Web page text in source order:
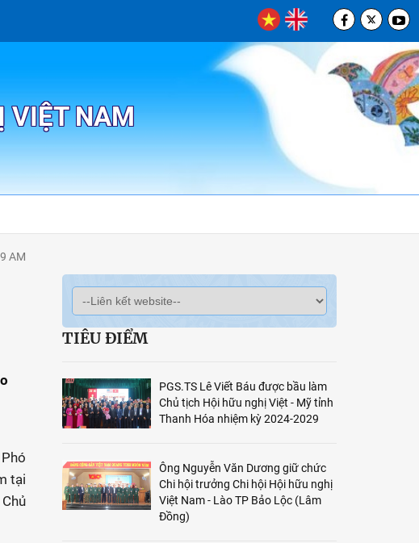
VIỆT NAM
AM
tại
TIÊU ĐIỂM
PGS.TS Lê Viết Báu được bầu làm
Chủ tịch Hội hữu nghị Việt - Mỹ tỉnh
Thanh Hóa nhiệm kỳ 2024-2029
Ông Nguyễn Văn Dương giữ chức
Chi hội trưởng Chi hội Hội hữu nghị
Việt Nam - Lào TP Bảo Lộc (Lâm
Đồng)